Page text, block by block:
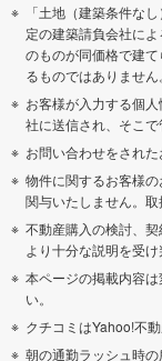
「土地（建築条件な
定の建築請負会社に
のものが同価格で建
るものではありません。
お客様が入力する個
社に送信され、そこで
お問い合わせをされ
物件に関するお客様
関与いたしません。取
不動産購入の検討、
より十分な説明を受け
本ページの掲載内容
い。
クチコミはYahoo!不
朝の通勤ラッシュ時